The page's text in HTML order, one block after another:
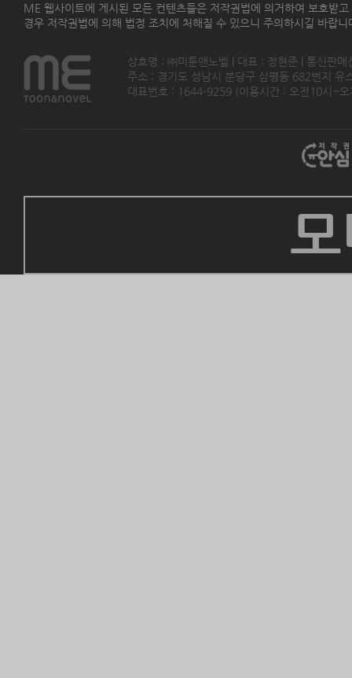
ME 웹사이트에 게시된 모든 컨텐츠들은 저작권법에 의거하여 보호받
경우 저작권법에 의해 법정 조치에 처해질 수 있으니 주의하시길 바랍니
상호명 : ㈜미툰앤노벨 | 대표 : 정현준 | 통신판
주소 : 경기도 성남시 분당구 삼평동 682번지
대표번호 : 1644-9259 (이용시간 : 오전10시~